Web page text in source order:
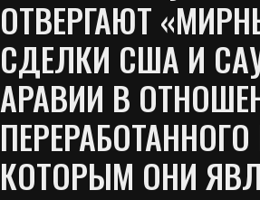
ОТВЕРГАЮТ
СДЕЛКИ США И
АРАВИИ В
КОТОРЫМ ОНИ